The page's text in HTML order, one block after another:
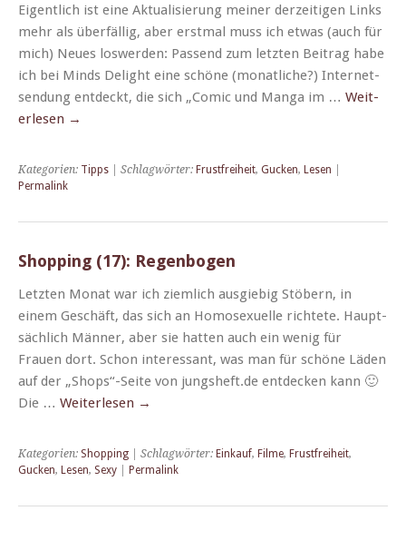
Eigentlich ist eine Aktu­al­isierung mein­er derzeit­i­gen Links
mehr als über­fäl­lig, aber erst­mal muss ich etwas (auch für
mich) Neues loswer­den: Passend zum let­zten Beitrag habe
ich bei Minds Delight eine schöne (monatliche?) Inter­net­
sendung ent­deckt, die sich „Com­ic und Man­ga im … Weit­
er­lesen →
Kategorien: Tipps | Schlagwörter: Frustfreiheit, Gucken, Lesen
Permalink
Shopping (17): Regenbogen
Let­zten Monat war ich ziem­lich aus­giebig Stöbern, in
einem Geschäft, das sich an Homo­sex­uelle richtete. Haupt­
säch­lich Män­ner, aber sie hat­ten auch ein wenig für
Frauen dort. Schon inter­es­sant, was man für schöne Läden
auf der „Shops“-Seite von jungsheft.de ent­deck­en kann 🙂
Die … Weit­er­lesen →
Kategorien: Shopping | Schlagwörter: Einkauf, Filme, Frustfreiheit,
Gucken, Lesen, Sexy Permalink